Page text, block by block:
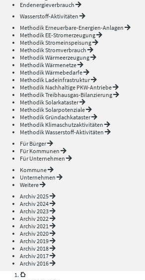
Endenergieverbrauch
Wasserstoff-Aktivitäten
Methodik Erneuerbare-Energien-Anlagen
Methodik EE-Stromerzeugung
Methodik Stromeinspeisung
Methodik Stromverbrauch
Methodik Wärmeerzeugung
Methodik Wärmenetze
Methodik Wärmebedarfe
Methodik Ladeinfrastruktur
Methodik Nachhaltige PKW-Antriebe
Methodik Treibhausgas-Bilanzierung
Methodik Solarkataster
Methodik Solarpotenziale
Methodik Gründachkataster
Methodik Klimaschutzaktivitäten
Methodik Wasserstoff-Aktivitäten
Für Bürger
Für Kommunen
Für Unternehmen
Kommune
Unternehmen
Weitere
Archiv 2025
Archiv 2024
Archiv 2023
Archiv 2022
Archiv 2021
Archiv 2020
Archiv 2019
Archiv 2018
Archiv 2017
Archiv 2016